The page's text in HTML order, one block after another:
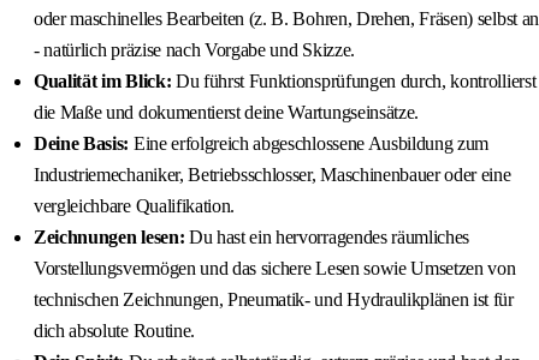
oder maschinelles Bearbeiten (z. B. Bohren, Drehen, Fräsen) selbst an
- natürlich präzise nach Vorgabe und Skizze.
Qualität im Blick: Du führst Funktionsprüfungen durch, kontrollierst
die Maße und dokumentierst deine Wartungseinsätze.
Deine Basis: Eine erfolgreich abgeschlossene Ausbildung zum
Industriemechaniker, Betriebsschlosser, Maschinenbauer oder eine
vergleichbare Qualifikation.
Zeichnungen lesen: Du hast ein hervorragendes räumliches
Vorstellungsvermögen und das sichere Lesen sowie Umsetzen von
technischen Zeichnungen, Pneumatik- und Hydraulikplänen ist für
dich absolute Routine.